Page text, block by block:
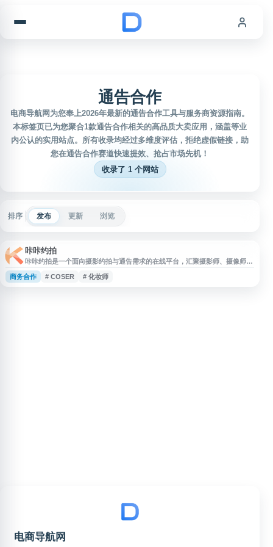
通告合作
电商导航网为您奉上2026年最新的通告合作工具与服务商资源指南。
本标签页已为您聚合1款通告合作相关的高品质大卖应用，涵盖等业
内公认的实用站点。所有收录均经过多维度评估，拒绝虚假链接，助
您在通告合作赛道快速提效、抢占市场先机！
收录了 1 个网站
排序 发布 更新 浏览
咔咔约拍
咔咔约拍是一个面向摄影约拍与通告需求的在线平台，汇聚摄影师、摄像师、
模特、COSER、化妆师、艺人等资源，支持用户发布约拍、网拍、兼职合作
及商家拍摄需求。平台适用于寻找摄影师兼职、模特兼职、商业拍摄合作和个
商务合作 # COSER # 化妆师
电商导航网